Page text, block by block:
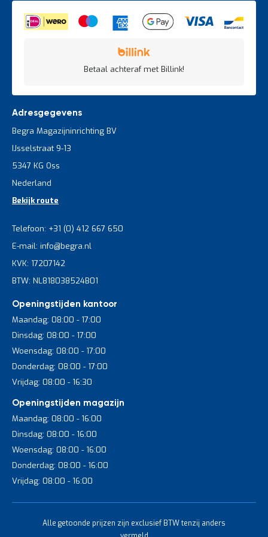
Betaal achteraf met Billink!
Adresgegevens
Begra Magazijninrichting BV
IJsselstraat 9-13
5347 KG Oss
Nederland
Bekijk route
Telefoon: +31 (0) 412 667 650
E-mail: info@begra.nl
KVK: 17207142
BTW: NL818038524B01
Openingstijden kantoor
Maandag: 08:00 - 17:00
Dinsdag: 08:00 - 17:00
Woensdag: 08:00 - 17:00
Donderdag: 08:00 - 17:00
Vrijdag: 08:00 - 16:30
Openingstijden magazijn
Maandag: 08:00 - 16:00
Dinsdag: 08:00 - 16:00
Woensdag: 08:00 - 16:00
Donderdag: 08:00 - 16:00
Vrijdag: 08:00 - 16:00
Alle getoonde prijzen zijn exclusief BTW tenzij anders